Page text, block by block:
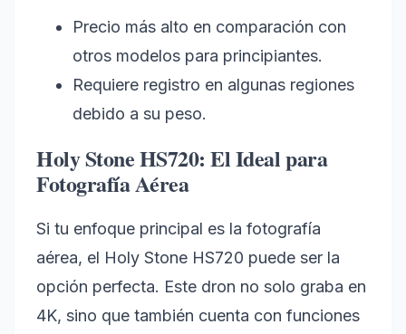
Precio más alto en comparación con
otros modelos para principiantes.
Requiere registro en algunas regiones
debido a su peso.
Holy Stone HS720: El Ideal para
Fotografía Aérea
Si tu enfoque principal es la fotografía
aérea, el Holy Stone HS720 puede ser la
opción perfecta. Este dron no solo graba en
4K, sino que también cuenta con funciones